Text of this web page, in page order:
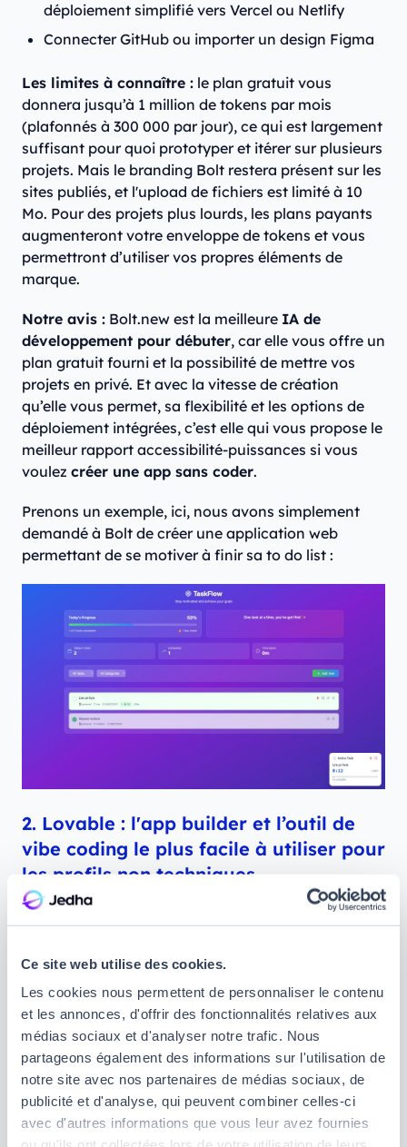
Ce site web utilise des cookies.
Les cookies nous permettent de personnaliser le contenu
et les annonces, d'offrir des fonctionnalités relatives aux
médias sociaux et d'analyser notre trafic. Nous
partageons également des informations sur l'utilisation de
notre site avec nos partenaires de médias sociaux, de
publicité et d'analyse, qui peuvent combiner celles-ci
avec d'autres informations que vous leur avez fournies
déploiement simplifié vers Vercel ou Netlify
Connecter GitHub ou importer un design Figma
Les limites à connaître : le plan gratuit vous
donnera jusqu’à 1 million de tokens par mois
(plafonnés à 300 000 par jour), ce qui est largement
suffisant pour quoi prototyper et itérer sur plusieurs
projets. Mais le branding Bolt restera présent sur les
sites publiés, et l'upload de fichiers est limité à 10
Mo. Pour des projets plus lourds, les plans payants
augmenteront votre enveloppe de tokens et vous
permettront d’utiliser vos propres éléments de
marque.
Notre avis : Bolt.new est la meilleure IA de
développement pour débuter, car elle vous offre un
plan gratuit fourni et la possibilité de mettre vos
projets en privé. Et avec la vitesse de création
qu’elle vous permet, sa flexibilité et les options de
déploiement intégrées, c’est elle qui vous propose le
meilleur rapport accessibilité-puissances si vous
voulez créer une app sans coder.
Prenons un exemple, ici, nous avons simplement
demandé à Bolt de créer une application web
permettant de se motiver à finir sa to do list :
2. Lovable : l'app builder et l’outil de
vibe coding le plus facile à utiliser pour
les profils non techniques
principe est d’une simplicité déconcertante : vous
décrivez l’application que vous souhaitez construire
en langage naturel, et l'IA génère tout sous vos
yeux (interface, code, base de données…). Vous
voulez modifier quelque chose ? Pas besoin de
toucher à la moindre ligne de code, vous expliquez
simplement les changements à effectuer dans la
même conversation. Ce qui distingue Lovable des
autres outils de vibe coding , c'est qu'il ne se